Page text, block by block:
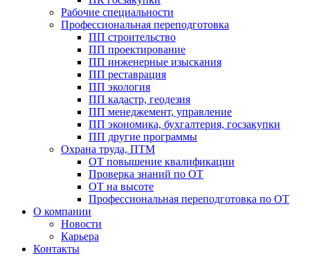
Рабочие специальности
Профессиональная переподготовка
ПП строительство
ПП проектирование
ПП инженерные изыскания
ПП реставрация
ПП экология
ПП кадастр, геодезия
ПП менеджемент, управление
ПП экономика, бухгалтерия, госзакупки
ПП другие программы
Охрана труда, ПТМ
ОТ повышение квалификации
Проверка знаний по ОТ
ОТ на высоте
Профессиональная переподготовка по ОТ
О компании
Новости
Карьера
Контакты